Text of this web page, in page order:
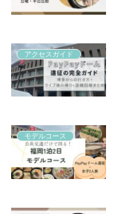
アクセスガイド
モデルコース